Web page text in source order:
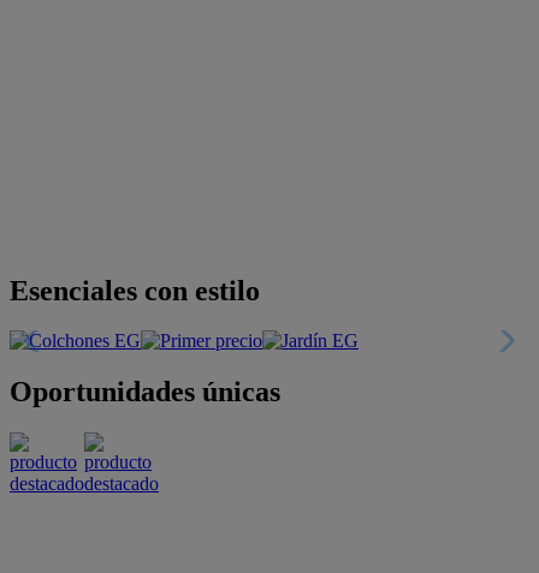
Esenciales con estilo
Oportunidades únicas